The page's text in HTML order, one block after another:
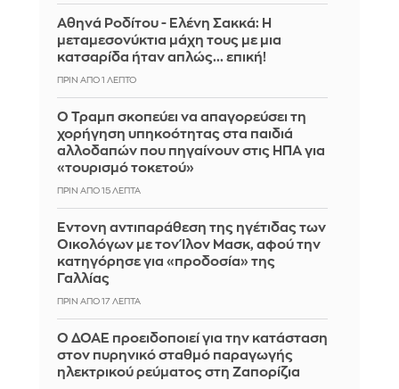
Αθηνά Ροδίτου - Ελένη Σακκά: Η
μεταμεσονύκτια μάχη τους με μια
κατσαρίδα ήταν απλώς... επική!
ΠΡΙΝ ΑΠΌ 1 ΛΕΠΤΌ
Ο Τραμπ σκοπεύει να απαγορεύσει τη
χορήγηση υπηκοότητας στα παιδιά
αλλοδαπών που πηγαίνουν στις ΗΠΑ για
«τουρισμό τοκετού»
ΠΡΙΝ ΑΠΌ 15 ΛΕΠΤΆ
Έντονη αντιπαράθεση της ηγέτιδας των
Οικολόγων με τον Ίλον Μασκ, αφού την
κατηγόρησε για «προδοσία» της
Γαλλίας
ΠΡΙΝ ΑΠΌ 17 ΛΕΠΤΆ
Ο ΔΟΑΕ προειδοποιεί για την κατάσταση
στον πυρηνικό σταθμό παραγωγής
ηλεκτρικού ρεύματος στη Ζαπορίζια